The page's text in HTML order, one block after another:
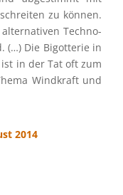
zu können.
Techno­
(…) Die Bigot­te­rie in
in der Tat oft zum
Windkraft und
2014